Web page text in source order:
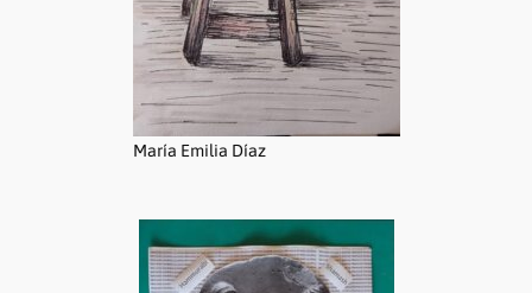
María Emilia Díaz